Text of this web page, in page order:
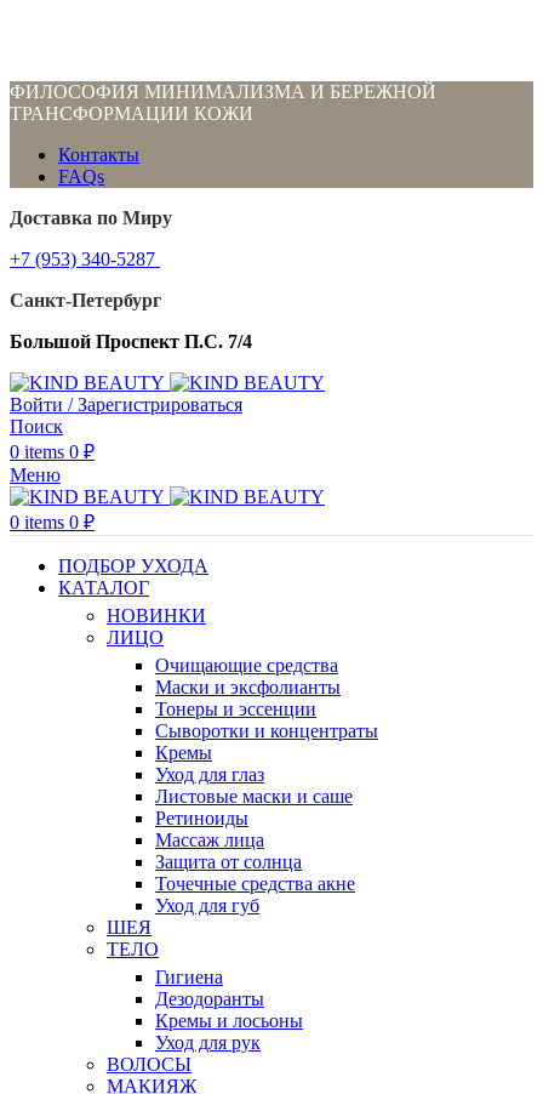
ФИЛОСОФИЯ МИНИМАЛИЗМА И БЕРЕЖНОЙ
ТРАНСФОРМАЦИИ КОЖИ
Контакты
FAQs
Доставка по Миру
+7 (953) 340-5287
Санкт-Петербург
Большой Проспект П.С. 7/4
Войти / Зарегистрироваться
Поиск
0 items 0 ₽
Меню
0 items 0 ₽
ПОДБОР УХОДА
КАТАЛОГ
НОВИНКИ
ЛИЦО
Очищающие средства
Маски и эксфолианты
Тонеры и эссенции
Сыворотки и концентраты
Кремы
Уход для глаз
Листовые маски и саше
Ретиноиды
Массаж лица
Защита от солнца
Точечные средства акне
Уход для губ
ШЕЯ
ТЕЛО
Гигиена
Дезодоранты
Кремы и лосьоны
Уход для рук
ВОЛОСЫ
МАКИЯЖ